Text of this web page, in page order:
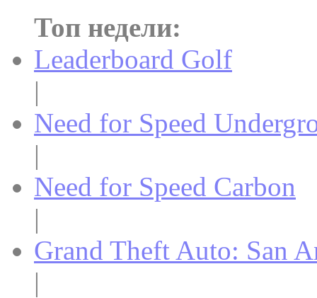
Топ недели:
Leaderboard Golf
|
Need for Speed
|
Need for Speed Carbon
|
Grand Theft Auto: San
|